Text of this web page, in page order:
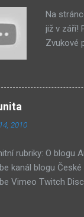
Na
již v září!
Zvukové
jako
2010
rubriky: O blogu
kanál blogu
Vimeo Twitch
8: The Plan